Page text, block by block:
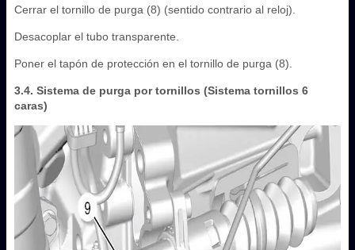
Cerrar el tornillo de purga (8) (sentido contrario al reloj).
Desacoplar el tubo transparente.
Poner el tapón de protección en el tornillo de purga (8).
3.4. Sistema de purga por tornillos (Sistema tornillos 6
caras)